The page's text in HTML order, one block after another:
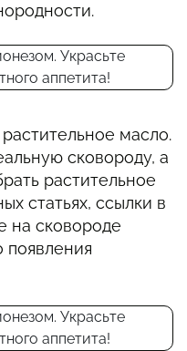
масло.
сковороду, а
растительное
статьях, ссылки в
на сковороде
появления